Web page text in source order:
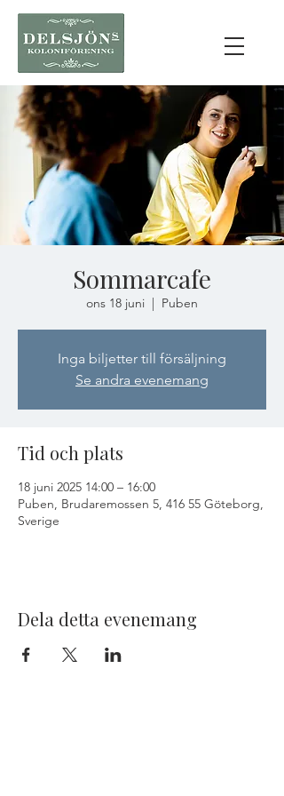
Sommarcafe
ons 18 juni
  |
Puben
Inga biljetter till försäljning
Se andra evenemang
Tid och plats
18 juni 2025 14:00 – 16:00
Puben, Brudaremossen 5, 416 55 Göteborg,
Sverige
Dela detta evenemang